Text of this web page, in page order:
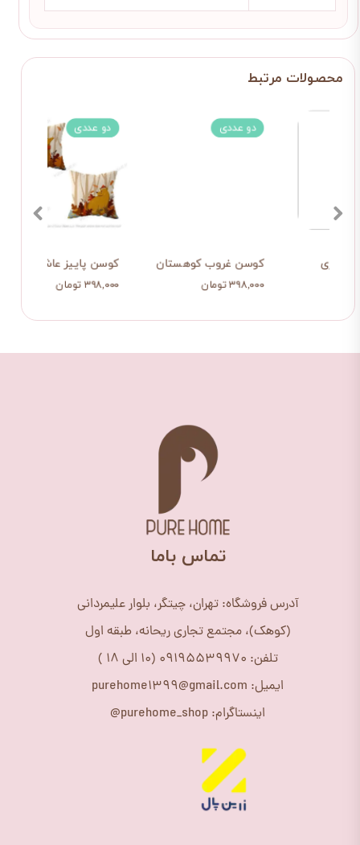
کوسن غروب کوهستان کوسن دیت پاییزی
​تماس باما
آدرس فروشگاه: تهران، چیتگر، بلوار علیمردانی
(کوهک)، مجتمع تجاری ریحانه، طبقه اول
تلفن: 09195539970 (10 الی 18 )
ایمیل: purehome1399@gmail.com
اینستاگرام: purehome_shop@